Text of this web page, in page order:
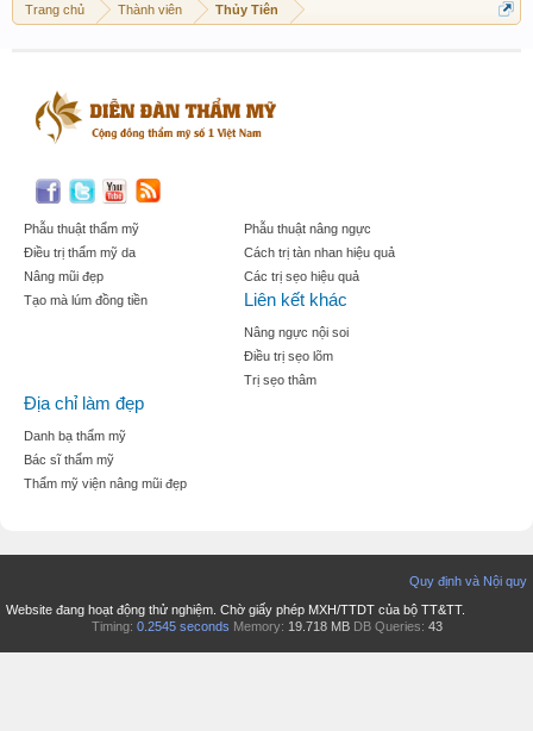
Trang chủ Thành viên Thủy Tiên
Phẫu thuật thẩm mỹ
Điều trị thẩm mỹ da
Nâng mũi đẹp
Tạo mà lúm đồng tiền
Phẫu thuật nâng ngực
Cách trị tàn nhan hiệu quả
Các trị sẹo hiệu quả
Liên kết khác
Nâng ngực nội soi
Điều trị sẹo lõm
Trị sẹo thâm
Địa chỉ làm đẹp
Danh bạ thẩm mỹ
Bác sĩ thẩm mỹ
Thẩm mỹ viện nâng mũi đẹp
Quy định và Nội quy
Website đang hoạt động thử nghiệm. Chờ giấy phép MXH/TTDT của bộ TT&TT.
Timing: 0.2545 seconds Memory: 19.718 MB DB Queries: 43